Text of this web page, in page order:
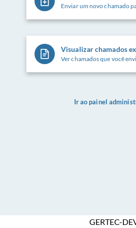
Enviar um novo chamado
Visualizar chamados
Ver chamados que você
Ir ao painel
GERTEC-